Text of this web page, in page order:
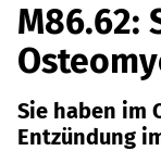
M86.62:
Sie haben im
Entzündung